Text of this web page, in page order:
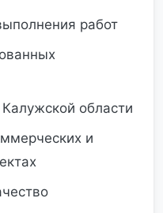
работ
области
и